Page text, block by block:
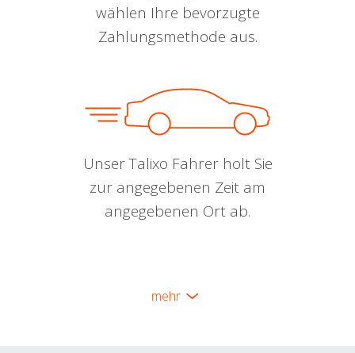
wählen Ihre bevorzugte
Zahlungsmethode aus.
Unser Talixo Fahrer holt Sie
zur angegebenen Zeit am
angegebenen Ort ab.
mehr